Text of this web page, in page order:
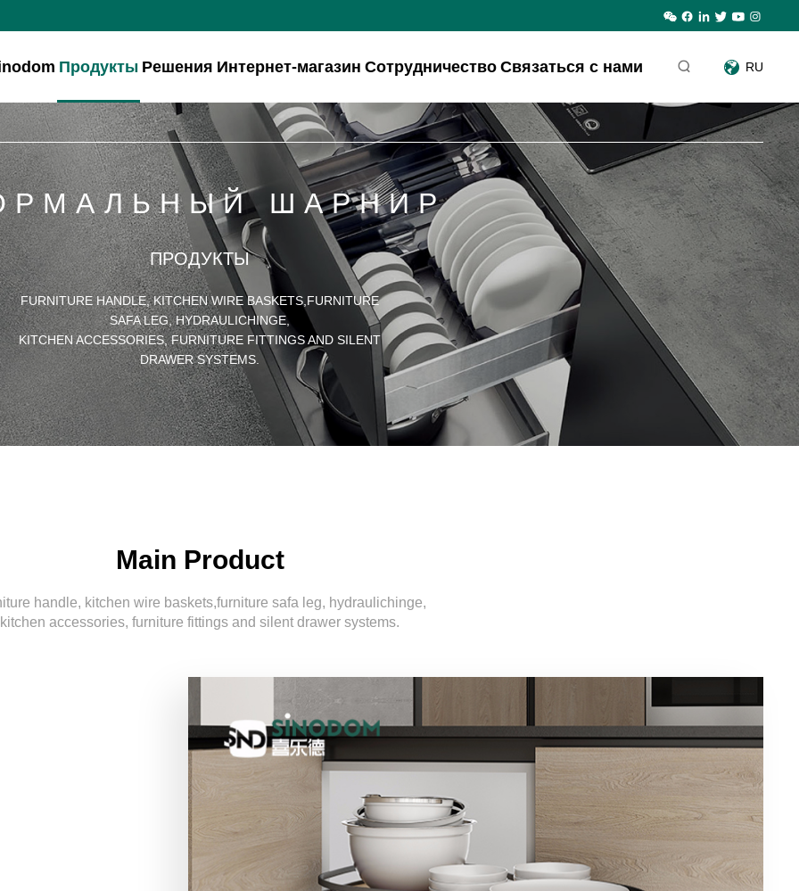
RU
Продукты Решения Интернет-магазин Сотрудничество Связаться с нами
ШАРНИР
ПРОДУКТЫ
FURNITURE HANDLE, KITCHEN WIRE BASKETS,FURNITURE
SAFA LEG, HYDRAULICHINGE,
KITCHEN ACCESSORIES, FURNITURE FITTINGS AND SILENT
DRAWER SYSTEMS.
Main Product
handle, kitchen wire baskets,furniture safa leg, hydraulichinge,
kitchen accessories, furniture fittings and silent drawer systems.